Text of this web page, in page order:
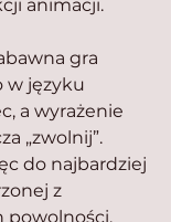
animacji.
gra
w języku
a wyrażenie
„zwolnij”.
do najbardziej
z
powolności,